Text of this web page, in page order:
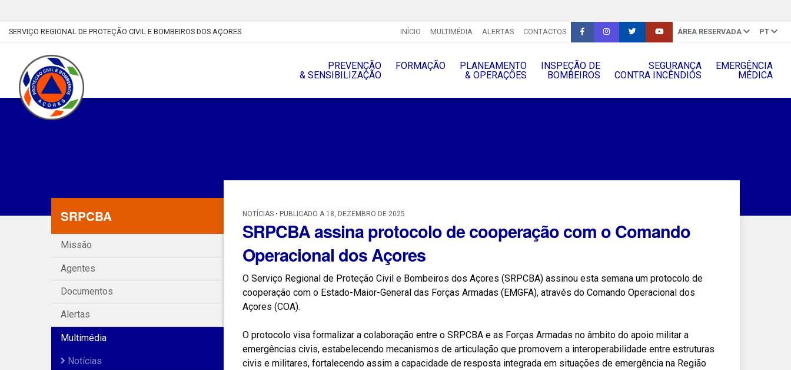
SERVIÇO REGIONAL DE PROTEÇÃO CIVIL E BOMBEIROS DOS AÇORES INÍCIO MULTIMÉDIA ALERTAS CONTACTOS ÁREA RESERVADA PT
PREVENÇÃO
& SENSIBILIZAÇÃO
FORMAÇÃO
PLANEAMENTO
& OPERAÇÔES
INSPEÇÃO DE
BOMBEIROS
SEGURANÇA
CONTRA INCÊNDIOS
EMERGÊNCIA
MÉDICA
SRPCBA
Missão
Agentes
Documentos
Alertas
Multimédia
Notícias
NOTÍCIAS • PUBLICADO A 18, DEZEMBRO DE 2025
SRPCBA assina protocolo de cooperação com o Comando
Operacional dos Açores
O Serviço Regional de Proteção Civil e Bombeiros dos Açores (SRPCBA) assinou esta semana um protocolo de
cooperação com o Estado-Maior-General das Forças Armadas (EMGFA), através do Comando Operacional dos
Açores (COA).
O protocolo visa formalizar a colaboração entre o SRPCBA e as Forças Armadas no âmbito do apoio militar a
emergências civis, estabelecendo mecanismos de articulação que promovem a interoperabilidade entre estruturas
civis e militares, fortalecendo assim a capacidade de resposta integrada em situações de emergência na Região